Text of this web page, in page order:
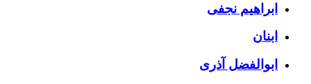
ابراهیم نجفی
ابنان
ابوالفضل آذری